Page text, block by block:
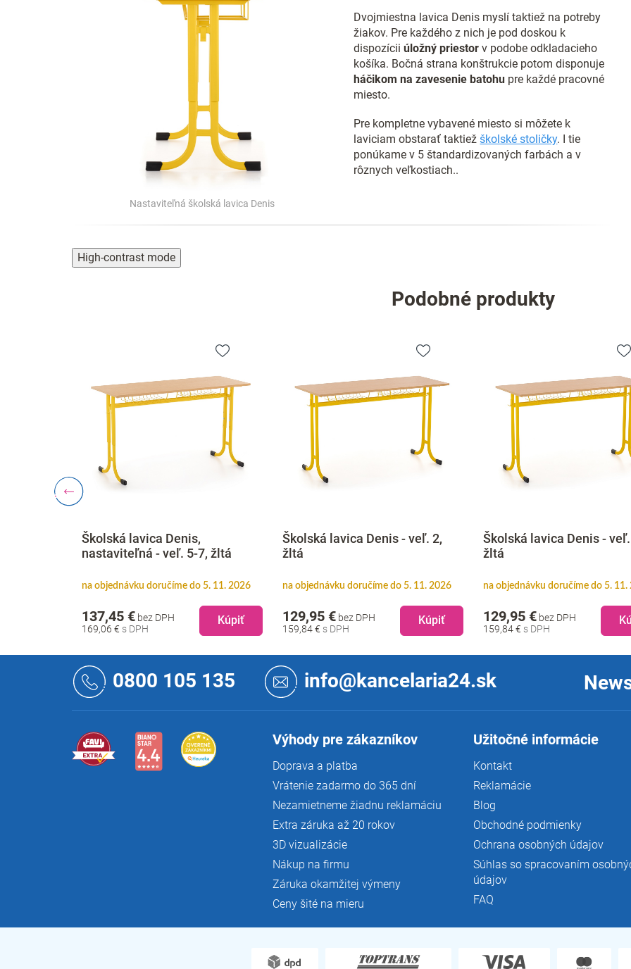
Nastaviteľná školská lavica Denis
Dvojmiestna lavica Denis myslí taktiež na potreby
žiakov. Pre každého z nich je pod doskou k
dispozícii úložný priestor v podobe odkladacieho
košíka. Bočná strana konštrukcie potom disponuje
háčikom na zavesenie batohu pre každé pracovné
miesto.
Pre kompletne vybavené miesto si môžete k
laviciam obstarať taktiežškolské stoličky. I tie
ponúkame v 5 štandardizovaných farbách a v
rôznych veľkostiach..
High-contrast mode
Podobné produkty
Školská lavica Denis,
nastaviteľná - veľ. 5-7, žltá
na objednávku doručíme do 5. 11. 2026
169,06 €
137,45 € bez DPH Kúpiť
Školská lavica Denis - veľ. 2,
žltá
na objednávku doručíme do 5. 11. 2026
159,84 €
129,95 € bez DPH Kúpiť
Školská lavica Denis -
žltá
na objednávku doručíme do 5. 11.
159,84 €
129,95 € bez DPH
0800 105 135 info@kancelaria24.sk
Výhody pre zákazníkov
Doprava a platba
Vrátenie zadarmo do 365 dní
Nezamietneme žiadnu reklamáciu
Extra záruka až 20 rokov
3D vizualizácie
Nákup na firmu
Záruka okamžitej výmeny
Ceny šité na mieru
Užitočné informácie
Kontakt
Reklamácie
Blog
Obchodné podmienky
Ochrana osobných údajov
Súhlas so spracovaním
údajov
FAQ